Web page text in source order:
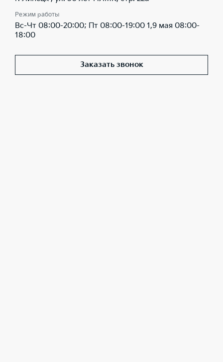
Режим работы
Вс-Чт 08:00-20:00; Пт 08:00-19:00 1,9 мая 08:00-
18:00
Заказать звонок